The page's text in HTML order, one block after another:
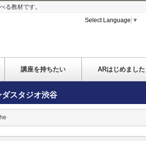
る教材です。
Select Language ▼
講座を持ちたい ARはじめました
ダスタジオ渋谷